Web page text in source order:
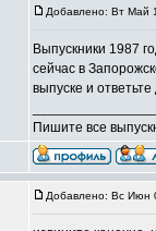
Добавлено: Вт Май
Выпускники 1987
сейчас в
выпуске и
Пишите все
Добавлено: Вс Июн